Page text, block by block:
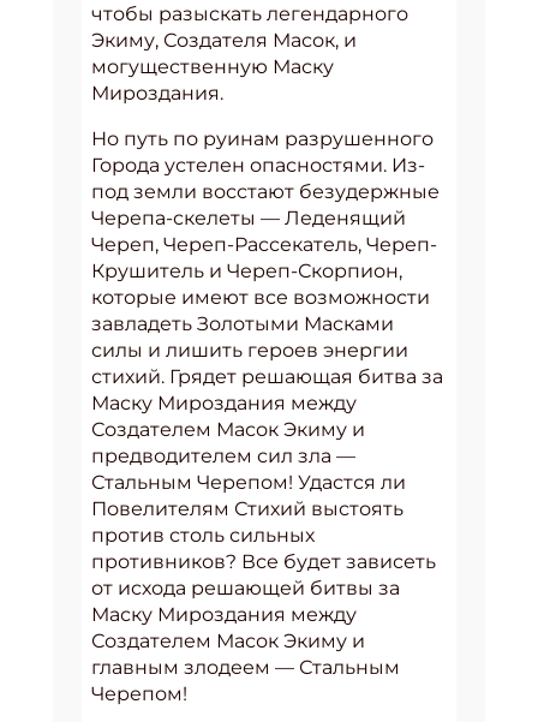
чтобы разыскать легендарного
Экиму, Создателя Масок, и
могущественную Маску
Мироздания.
Но путь по руинам разрушенного
Города устелен опасностями. Из-
под земли восстают безудержные
Черепа-скелеты — Леденящий
Череп, Череп-Рассекатель, Череп-
Крушитель и Череп-Скорпион,
которые имеют все возможности
завладеть Золотыми Масками
силы и лишить героев энергии
стихий. Грядет решающая битва за
Маску Мироздания между
Создателем Масок Экиму и
предводителем сил зла —
Стальным Черепом! Удастся ли
Повелителям Стихий выстоять
против столь сильных
противников? Все будет зависеть
от исхода решающей битвы за
Маску Мироздания между
Создателем Масок Экиму и
главным злодеем — Стальным
Черепом!